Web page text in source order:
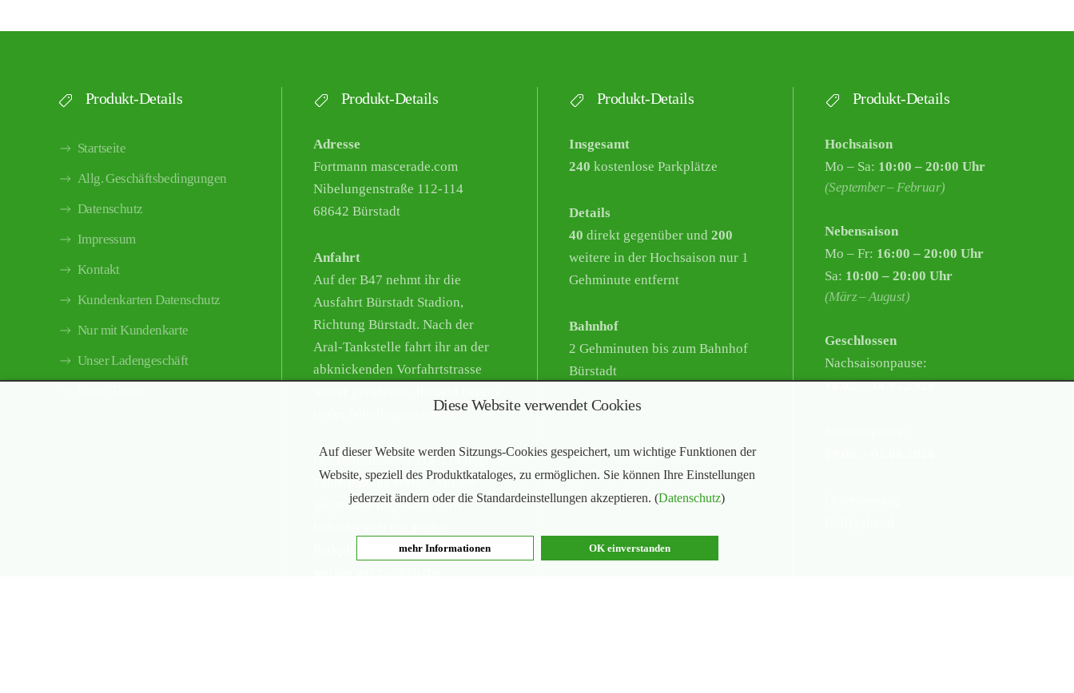
Produkt-Details
Startseite
Allg. Geschäftsbedingungen
Datenschutz
Impressum
Kontakt
Kundenkarten Datenschutz
Nur mit Kundenkarte
Unser Ladengeschäft
Produkt-Details
Adresse
Fortmann mascerade.com
Nibelungenstraße 112-114
68642 Bürstadt
Anfahrt
Auf der B47 nehmt ihr die
Ausfahrt Bürstadt Stadion,
Richtung Bürstadt. Nach der
Aral-Tankstelle fahrt ihr an der
abknickenden Vorfahrtstrasse
in der Nibelungenstrasse.
Die Hausnummer 112-114 liegt in
Fahrtrichtung rechts. Auf der
gegenüber liegenden Seite
Parkplatz. In der Hochsaison
Produkt-Details
Insgesamt
240 kostenlose Parkplätze
Details
40 direkt gegenüber und 200
weitere in der Hochsaison nur 1
Gehminute entfernt
Bahnhof
2 Gehminuten bis zum Bahnhof
Bürstadt
Produkt-Details
Hochsaison
Mo – Sa: 10:00 – 20:00 Uhr
(September – Februar)
Nebensaison
Mo – Fr: 16:00 – 20:00 Uhr
Sa: 10:00 – 20:00 Uhr
(März – August)
Geschlossen
Nachsaisonpause:
18.02. - 14.03.2026
Diese Website verwendet Cookies
Auf dieser Website werden Sitzungs-Cookies gespeichert, um wichtige Funktionen der
Website, speziell des Produktkataloges, zu ermöglichen. Sie können Ihre Einstellungen
jederzeit ändern oder die Standardeinstellungen akzeptieren. (Datenschutz)
mehr Informationen OK einverstanden